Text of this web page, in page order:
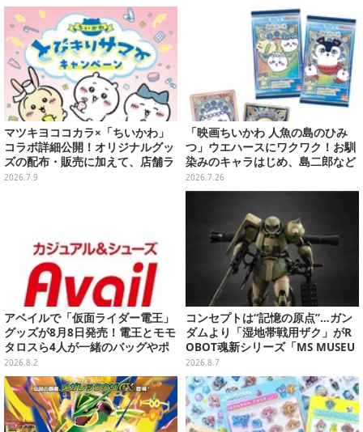
マツキヨココカラ×「ちいかわ」
コラボ詳細公開！オリジナルグッ
ズの配布・販売に加えて、店舗ラ
ッピングや”花火打ち上げ”まで盛
2026.7.9
「映画ちいかわ 人魚の島のひみ
つ」ウエハースにワクワク！お馴
染みのキャラはじめ、島二郎など
セイレーン編カード全22種
2026.7.26
アベイルで「仮面ライダー電王」
グッズが8月8日発売！電王とモモ
タロスら4人が一緒のバッグやポ
ーチ、収納ボックスも
2026.8.2
コンセプトは“記憶の原点”…ガン
ダムより「湿地帯戦用ザク」がR
OBOT魂新シリーズ「MS MUSEU
M」で商品化！博物館イメージの
ベースも注目
2026.8.7